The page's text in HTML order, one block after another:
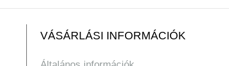
VÁSÁRLÁSI INFORMÁCIÓK